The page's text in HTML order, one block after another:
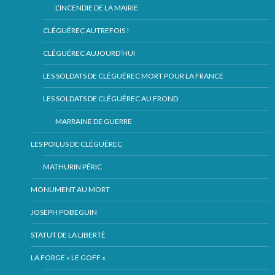
L’INCENDIE DE LA MAIRIE
CLÉGUÉREC AUTREFOIS !
CLÉGUÉREC AUJOURD’HUI
LES SOLDATS DE CLÉGUÉREC MORT POUR LA FRANCE
LES SOLDATS DE CLÉGUÉREC AU FROND
MARRAINE DE GUERRE
LES POILUS DE CLÉGUÉREC
MATHURIN PÉRIC
MONUMENT AU MORT
JOSEPH POBEGUIN
STATUT DE LA LIBERTÉ
LA FORGE « LE GOFF «